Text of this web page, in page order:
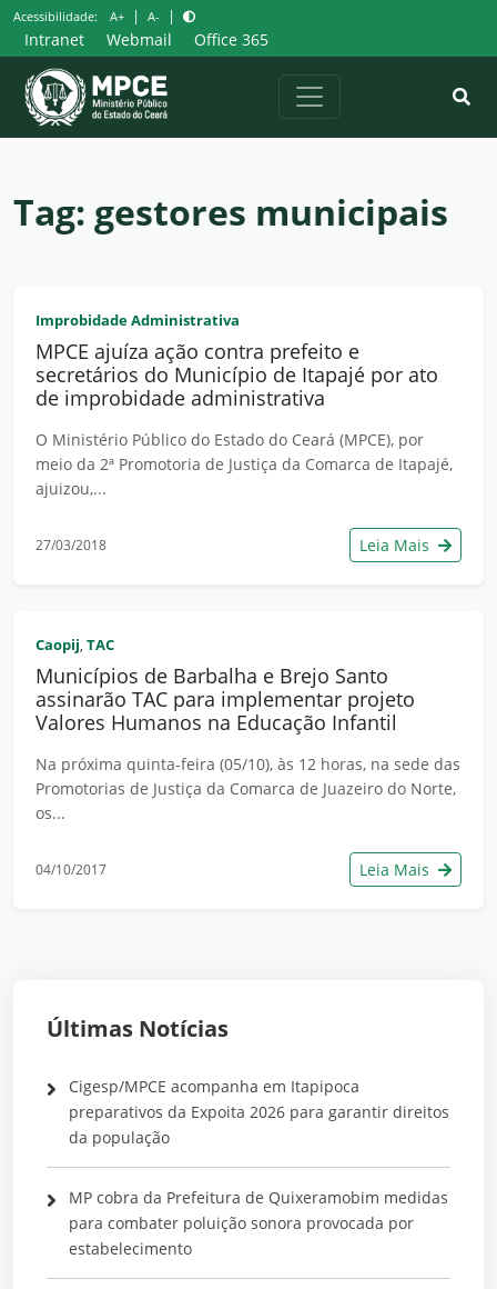
Pular
para
o
conteúdo
Acessibilidade: A+ | A- |
Intranet Webmail Office 365
Tag: gestores municipais
Improbidade Administrativa
MPCE ajuíza ação contra prefeito e
secretários do Município de Itapajé por ato
de improbidade administrativa
O Ministério Público do Estado do Ceará (MPCE), por
meio da 2ª Promotoria de Justiça da Comarca de Itapajé,
ajuizou,...
27/03/2018 Leia Mais
Caopij, TAC
Municípios de Barbalha e Brejo Santo
assinarão TAC para implementar projeto
Valores Humanos na Educação Infantil
Na próxima quinta-feira (05/10), às 12 horas, na sede das
Promotorias de Justiça da Comarca de Juazeiro do Norte,
os...
04/10/2017 Leia Mais
Últimas Notícias
Cigesp/MPCE acompanha em Itapipoca
preparativos da Expoita 2026 para garantir direitos
da população
MP cobra da Prefeitura de Quixeramobim medidas
para combater poluição sonora provocada por
estabelecimento